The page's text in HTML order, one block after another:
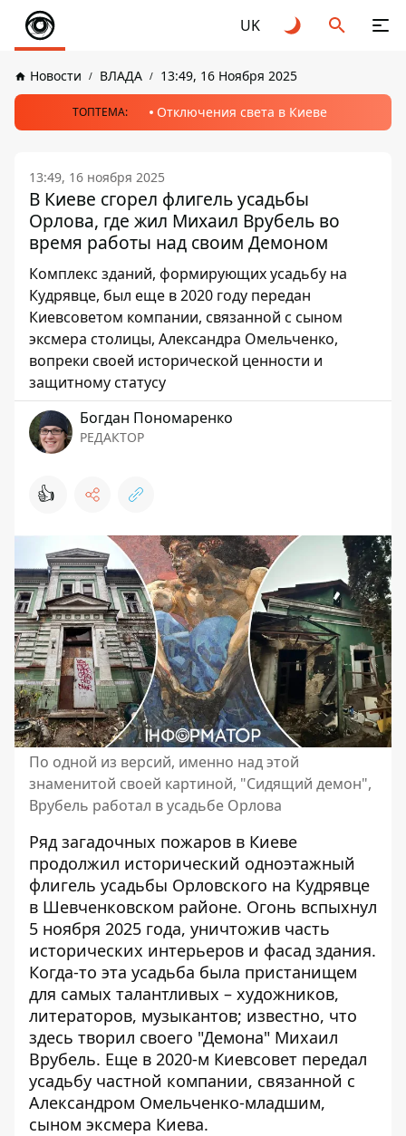
UK
Новости ВЛАДА 13:49, 16 Ноября 2025
ТОПТЕМА: Отключения света в Киеве
13:49, 16 ноября 2025
В Киеве сгорел флигель усадьбы
Орлова, где жил Михаил Врубель во
время работы над своим Демоном
Комплекс зданий, формирующих усадьбу на
Кудрявце, был еще в 2020 году передан
Киевсоветом компании, связанной с сыном
эксмера столицы, Александра Омельченко,
вопреки своей исторической ценности и
защитному статусу
Богдан Пономаренко
РЕДАКТОР
👍
По одной из версий, именно над этой
знаменитой своей картиной, "Сидящий демон",
Врубель работал в усадьбе Орлова
Ряд загадочных пожаров в Киеве
продолжил исторический одноэтажный
флигель усадьбы Орловского на Кудрявце
в Шевченковском районе. Огонь вспыхнул
5 ноября 2025 года, уничтожив часть
исторических интерьеров и фасад здания.
Когда-то эта усадьба была пристанищем
для самых талантливых – художников,
литераторов, музыкантов; известно, что
здесь творил своего "Демона" Михаил
Врубель. Еще в 2020-м Киевсовет передал
усадьбу частной компании, связанной с
Александром Омельченко-младшим,
сыном эксмера Киева.